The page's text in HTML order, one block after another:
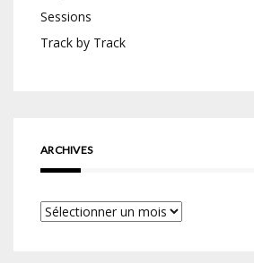
Sessions
Track by Track
ARCHIVES
Archives